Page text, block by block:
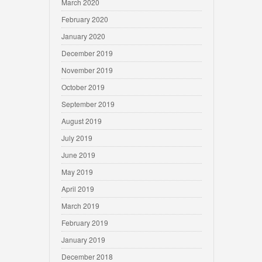
March 2020
February 2020
January 2020
December 2019
November 2019
October 2019
September 2019
August 2019
July 2019
June 2019
May 2019
April 2019
March 2019
February 2019
January 2019
December 2018